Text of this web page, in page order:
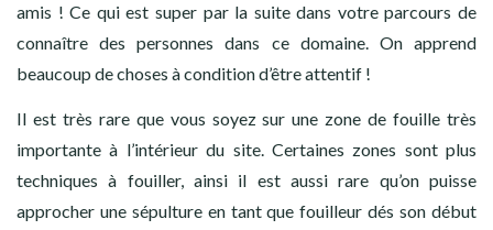
amis ! Ce qui est super par la suite dans votre parcours de
connaître des personnes dans ce domaine. On apprend
beaucoup de choses à condition d’être attentif !
Il est très rare que vous soyez sur une zone de fouille très
importante à l’intérieur du site. Certaines zones sont plus
techniques à fouiller, ainsi il est aussi rare qu’on puisse
approcher une sépulture en tant que fouilleur dés son début